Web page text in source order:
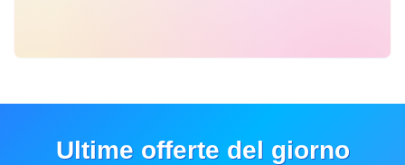
Ultime offerte del giorno